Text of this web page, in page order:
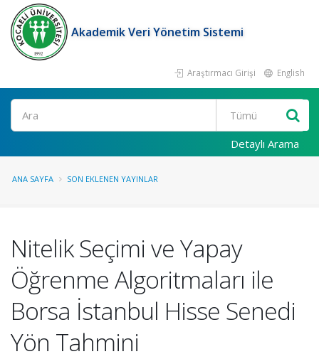
Akademik Veri Yönetim Sistemi
Araştırmacı Girişi English
Ara
Detaylı Arama
ANA SAYFA SON EKLENEN YAYINLAR
Nitelik Seçimi ve Yapay
Öğrenme Algoritmaları ile
Borsa İstanbul Hisse Senedi
Yön Tahmini